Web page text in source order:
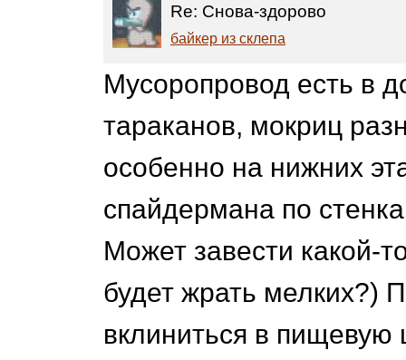
Re: Снова-здорово
байкeр из склепа
Мусоропровод есть в
тараканов, мокриц
особенно на нижних
спайдермана по
Может завести какой-
будет жрать мелких?)
вклиниться в пищевую